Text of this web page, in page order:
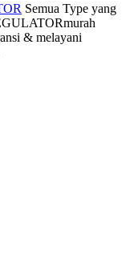
Semua Type yang
& melayani